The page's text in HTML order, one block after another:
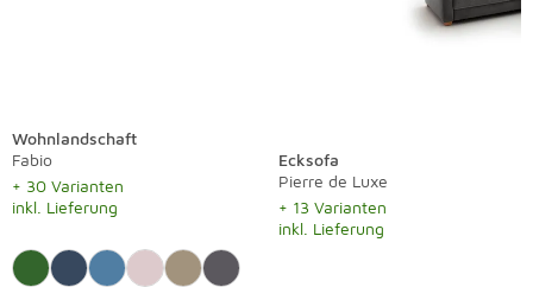
Wohnlandschaft
Fabio
+ 30 Varianten
inkl. Lieferung
Ecksofa
Pierre de Luxe
+ 13 Varianten
inkl. Lieferung